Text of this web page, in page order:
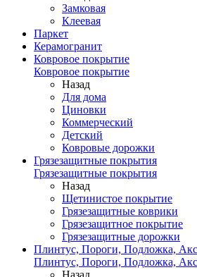
Замковая
Клеевая
Паркет
Керамогранит
Ковровое покрытие
Ковровое покрытие
Назад
Для дома
Циновки
Коммерческий
Детский
Ковровые дорожки
Грязезащитные покрытия
Грязезащитные покрытия
Назад
Щетинистое покрытие
Грязезащитные коврики
Грязезащитное покрытие
Грязезащитные дорожки
Плинтус, Пороги, Подложка,
Плинтус, Пороги, Подложка,